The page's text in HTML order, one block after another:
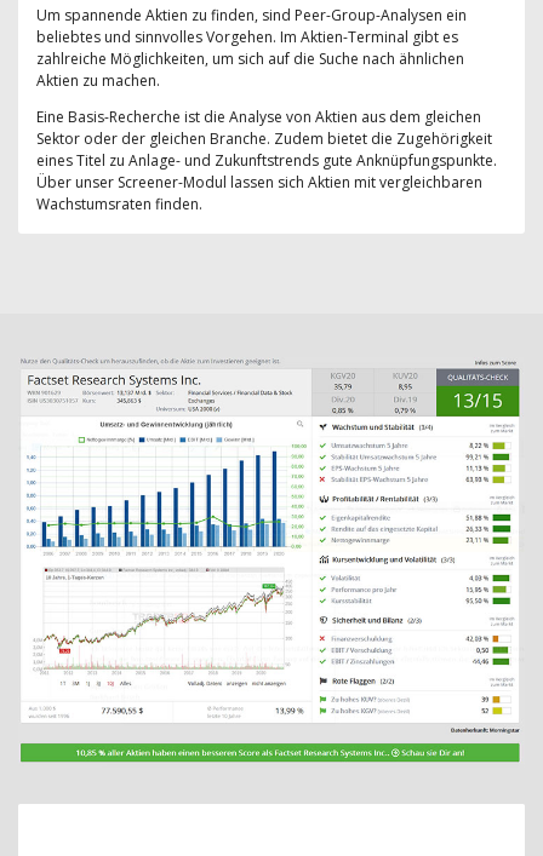
Um spannende Aktien zu finden, sind Peer-Group-Analysen ein
beliebtes und sinnvolles Vorgehen. Im Aktien-Terminal gibt es
zahlreiche Möglichkeiten, um sich auf die Suche nach ähnlichen
Aktien zu machen.
Eine Basis-Recherche ist die Analyse von Aktien aus dem gleichen
Sektor oder der gleichen Branche. Zudem bietet die Zugehörigkeit
eines Titel zu Anlage- und Zukunftstrends gute Anknüpfungspunkte.
Über unser Screener-Modul lassen sich Aktien mit vergleichbaren
Wachstumsraten finden.